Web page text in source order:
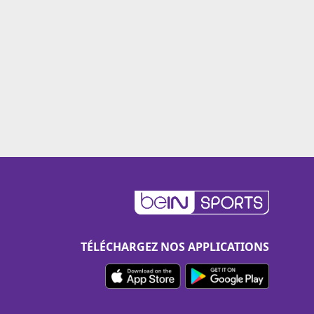
TÉLÉCHARGEZ NOS APPLICATIONS